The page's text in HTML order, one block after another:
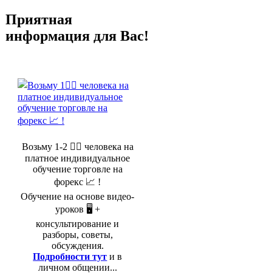
Приятная
информация для Вас!
Возьму 1-2 🤵‍♂️ человека на
платное индивидуальное
обучение торговле на
форекс 📈 !
Обучение на основе видео-
уроков 🖥️ +
консультирование и
разборы, советы,
обсуждения.
Подробности тут и в
личном общении...